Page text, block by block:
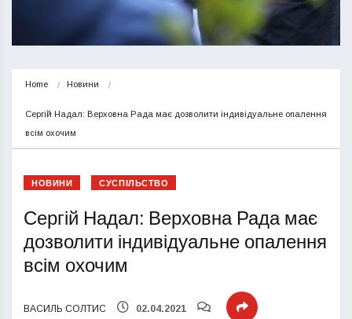
Home Новини
Сергій Надал: Верховна Рада має дозволити індивідуальне опалення
всім охочим
НОВИНИ СУСПІЛЬСТВО
Сергій Надал: Верховна Рада має
дозволити індивідуальне опалення
всім охочим
ВАСИЛЬ СОЛТИС 02.04.2021